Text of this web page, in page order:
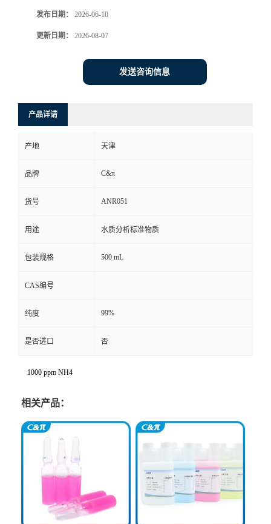
发布日期： 2026-06-10
更新日期： 2026-08-07
发送咨询信息
产品详请
产地 天津
品牌 C&π
货号 ANR051
用途 水质分析标准物质
包装规格 500 mL
CAS编号
纯度 99%
是否进口 否
1000 ppm NH4
相关产品：